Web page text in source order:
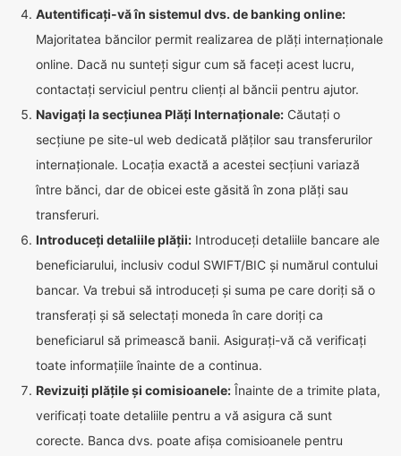
Autentificați-vă în sistemul dvs. de banking online:
Majoritatea băncilor permit realizarea de plăți internaționale
online. Dacă nu sunteți sigur cum să faceți acest lucru,
contactați serviciul pentru clienți al băncii pentru ajutor.
Navigați la secțiunea Plăți Internaționale: Căutați o
secțiune pe site-ul web dedicată plăților sau transferurilor
internaționale. Locația exactă a acestei secțiuni variază
între bănci, dar de obicei este găsită în zona plăți sau
transferuri.
Introduceți detaliile plății: Introduceți detaliile bancare ale
beneficiarului, inclusiv codul SWIFT/BIC și numărul contului
bancar. Va trebui să introduceți și suma pe care doriți să o
transferați și să selectați moneda în care doriți ca
beneficiarul să primească banii. Asigurați-vă că verificați
toate informațiile înainte de a continua.
Revizuiți plățile și comisioanele: Înainte de a trimite plata,
verificați toate detaliile pentru a vă asigura că sunt
corecte. Banca dvs. poate afișa comisioanele pentru